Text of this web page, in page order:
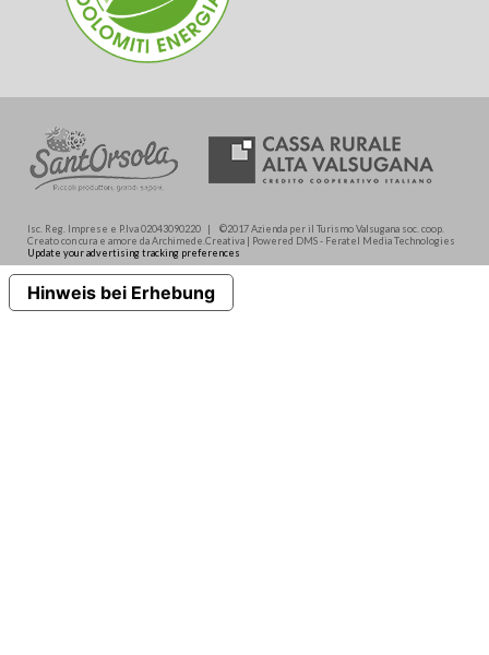
Isc. Reg. Imprese e P.Iva 02043090220 | ©2017 Azienda per il Turismo Valsugana soc. coop.
Creato con cura e amore da Archimede.Creativa | Powered DMS - Feratel Media Technologies
Update your advertising tracking preferences
Hinweis bei Erhebung